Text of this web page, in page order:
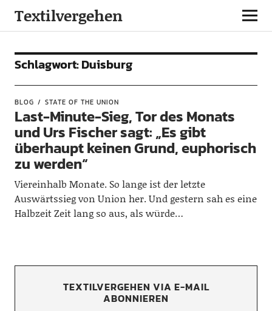
Textilvergehen
Schlagwort:Duisburg
BLOG STATE OF THE UNION
Last-Minute-Sieg, Tor des Monats
und Urs Fischer sagt: „Es gibt
überhaupt keinen Grund, euphorisch
zu werden“
Viereinhalb Monate. So lange ist der letzte
Auswärtssieg von Union her. Und gestern sah es eine
Halbzeit Zeit lang so aus, als würde…
TEXTILVERGEHEN VIA E-MAIL
ABONNIEREN